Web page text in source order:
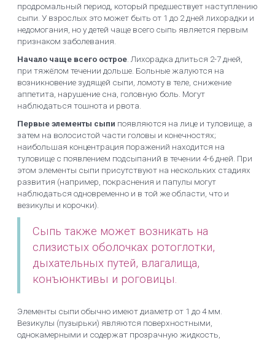
продромальный период, который предшествует наступлению
сыпи. У взрослых это может быть от 1 до 2 дней лихорадки и
недомогания, но у детей чаще всего сыпь является первым
признаком заболевания.
Начало чаще всего острое . Лихорадка длиться 2-7 дней,
при тяжёлом течении дольше. Больные жалуются на
возникновение зудящей сыпи, ломоту в теле, снижение
аппетита, нарушение сна, головную боль. Могут
наблюдаться тошнота и рвота.
Первые элементы сыпи появляются на лице и туловище, а
затем на волосистой части головы и конечностях;
наибольшая концентрация поражений находится на
туловище с появлением подсыпаний в течении 4-6 дней. При
этом элементы сыпи присутствуют на нескольких стадиях
развития (например, покраснения и папулы могут
наблюдаться одновременно и в той же области, что и
везикулы и корочки).
Сыпь также может возникать на
слизистых оболочках ротоглотки,
дыхательных путей, влагалища,
конъюнктивы и роговицы.
Элементы сыпи обычно имеют диаметр от 1 до 4 мм.
Везикулы (пузырьки) являются поверхностными,
однокамерными и содержат прозрачную жидкость,